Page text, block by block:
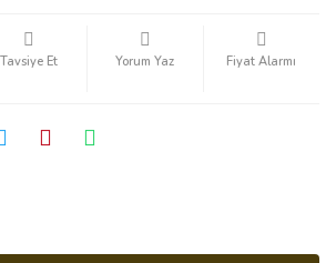
Tavsiye Et Yorum Yaz Fiyat Alarmı